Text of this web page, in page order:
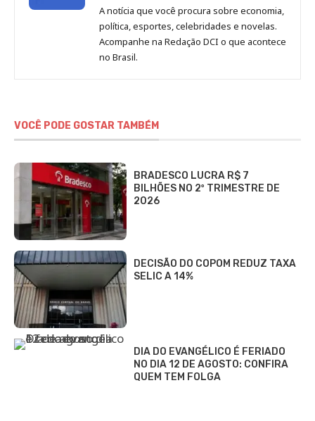
de
Redação
Jornal
DCI
A notícia que você procura sobre economia,
política, esportes, celebridades e novelas.
Acompanhe na Redação DCI o que acontece
no Brasil.
VOCÊ PODE GOSTAR TAMBÉM
BRADESCO LUCRA R$ 7
BILHÕES NO 2º TRIMESTRE DE
2026
DECISÃO DO COPOM REDUZ TAXA
SELIC A 14%
DIA DO EVANGÉLICO É FERIADO
NO DIA 12 DE AGOSTO: CONFIRA
QUEM TEM FOLGA